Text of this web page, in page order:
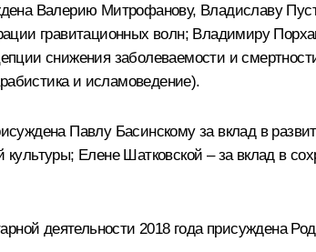
Валерию Митрофанову, Владиславу
гравитационных волн; Владимиру
снижения заболеваемости и
и исламоведение).
Павлу Басинскому за вклад в
Елене Шатковской – за вклад в
деятельности 2018 года присуждена